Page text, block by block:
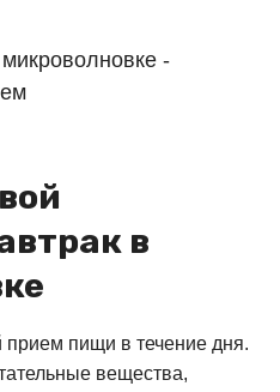
в
пищи в течение дня.
вещества,